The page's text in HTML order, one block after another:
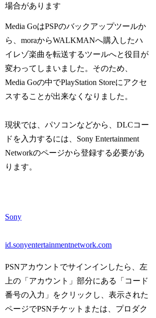
場合があります
Media GoはPSPのバックアップツールか
ら、moraからWALKMANへ購入したハ
イレゾ楽曲を転送するツールへと役目が
変わってしまいました。そのため、
Media Goの中でPlayStation Storeにアクセ
スすることが出来なくなりました。
現状では、パソコンなどから、DLCコー
ドを入力するには、Sony Entertainment
Networkのページから登録する必要があ
ります。
Sony
id.sonyentertainmentnetwork.com
PSNアカウントでサインインしたら、左
上の「アカウント」部分にある「コード
番号の入力」をクリックし、表示された
ページでPSNチケットまたは、プロダク